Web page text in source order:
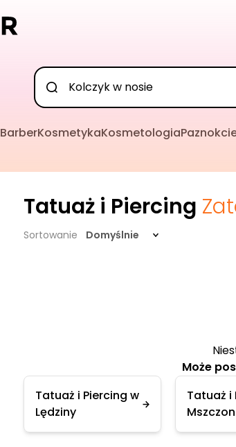
BarberKosmetykaKosmetologia
Tatuaż i Piercing
Sortowanie Domyślnie
Może
Tatuaż i Piercing w
Lędziny
Tatuaż i